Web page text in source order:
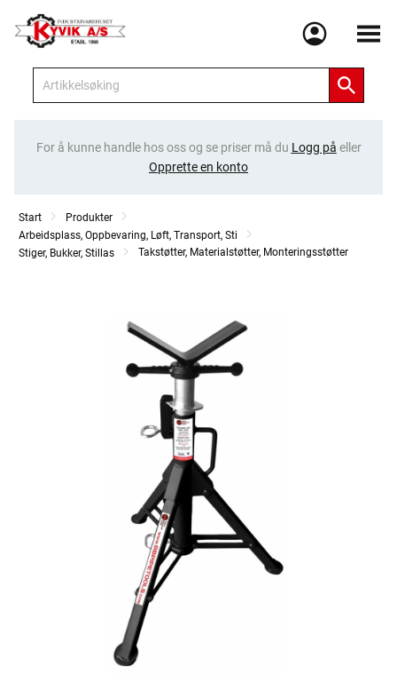
Meny
For å kunne handle hos oss og se priser må du Logg på eller
Opprette en konto
Start
Produkter
Arbeidsplass, Oppbevaring, Løft, Transport, Sti
Stiger, Bukker, Stillas
Takstøtter, Materialstøtter, Monteringsstøtter